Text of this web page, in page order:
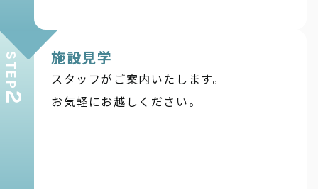
STEP
2
施設見学
スタッフがご案内いたします。
お気軽にお越しください。